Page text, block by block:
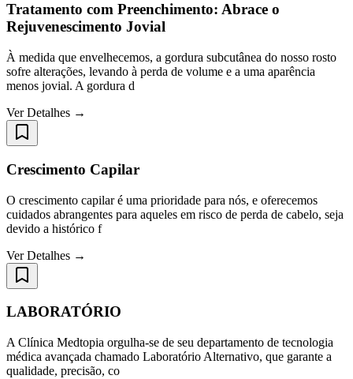
Tratamento com Preenchimento: Abrace o
Rejuvenescimento Jovial
À medida que envelhecemos, a gordura subcutânea do nosso rosto
sofre alterações, levando à perda de volume e a uma aparência
menos jovial. A gordura d
Ver Detalhes →
Crescimento Capilar
O crescimento capilar é uma prioridade para nós, e oferecemos
cuidados abrangentes para aqueles em risco de perda de cabelo, seja
devido a histórico f
Ver Detalhes →
LABORATÓRIO
A Clínica Medtopia orgulha-se de seu departamento de tecnologia
médica avançada chamado Laboratório Alternativo, que garante a
qualidade, precisão, co